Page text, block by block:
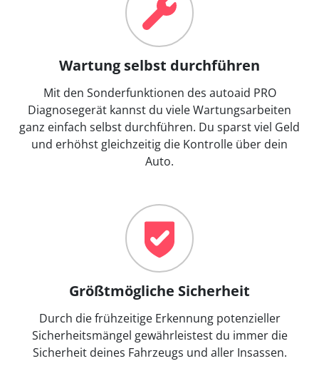
Wartung selbst durchführen
Mit den Sonderfunktionen des autoaid PRO
Diagnosegerät kannst du viele Wartungsarbeiten
ganz einfach selbst durchführen. Du sparst viel Geld
und erhöhst gleichzeitig die Kontrolle über dein
Auto.
Größtmögliche Sicherheit
Durch die frühzeitige Erkennung potenzieller
Sicherheitsmängel gewährleistest du immer die
Sicherheit deines Fahrzeugs und aller Insassen.